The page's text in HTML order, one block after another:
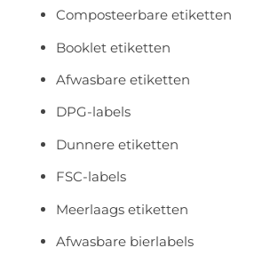
Composteerbare etiketten
Booklet etiketten
Afwasbare etiketten
DPG-labels
Dunnere etiketten
FSC-labels
Meerlaags etiketten
Afwasbare bierlabels